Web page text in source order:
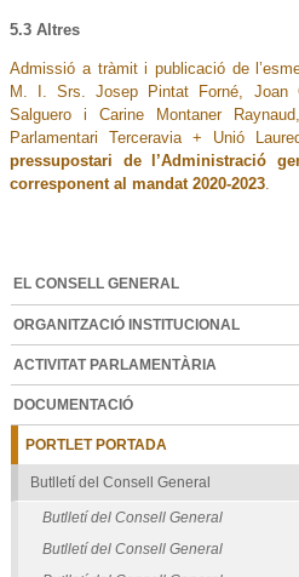
5.3 Altres
Admissió a tràmit i publicació de
M. I. Srs. Josep Pintat Forné, Joan
Salguero i Carine Montaner
Parlamentari Terceravia + Unió
pressupostari de l’Administració
corresponent al mandat 2020-2023.
EL CONSELL GENERAL
ORGANITZACIÓ INSTITUCIONAL
ACTIVITAT PARLAMENTÀRIA
DOCUMENTACIÓ
PORTLET PORTADA
Butlletí del Consell General
Butlletí del Consell General
Butlletí del Consell General